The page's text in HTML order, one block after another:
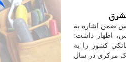
ضمن اشاره به
مجلس، اظهار داشت:
۱ قانون پولی و بانکی کشور را به
مرکزی در سال